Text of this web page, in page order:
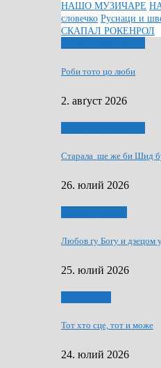
НАШО МУЗИЧАРЕ
словечко Руснаци и
СКАПАЛ РОКЕНРОЛ
Роби тото цо люби
2. авґуст 2026
Старала ше же би Шид
26. юлий 2026
Любов ґу Богу и дзецом
25. юлий 2026
Тот хто сце, тот и може
24. юлий 2026